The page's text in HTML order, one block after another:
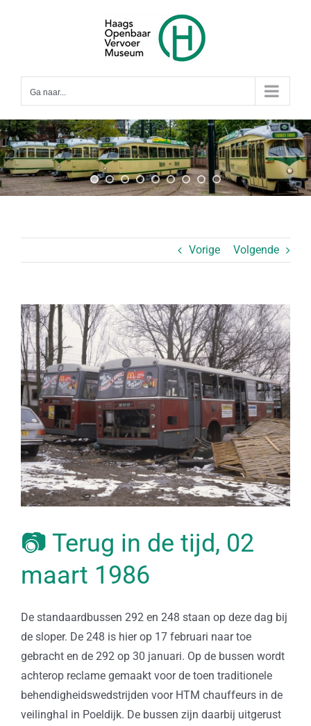
Ga naar...
Vorige Volgende
Bekijk
grotere
afbeelding
📷 Terug in de tijd, 02
maart 1986
De standaardbussen 292 en 248 staan op deze dag bij
de sloper. De 248 is hier op 17 februari naar toe
gebracht en de 292 op 30 januari. Op de bussen wordt
achterop reclame gemaakt voor de toen traditionele
behendigheidswedstrijden voor HTM chauffeurs in de
veilinghal in Poeldijk. De bussen zijn daarbij uitgerust